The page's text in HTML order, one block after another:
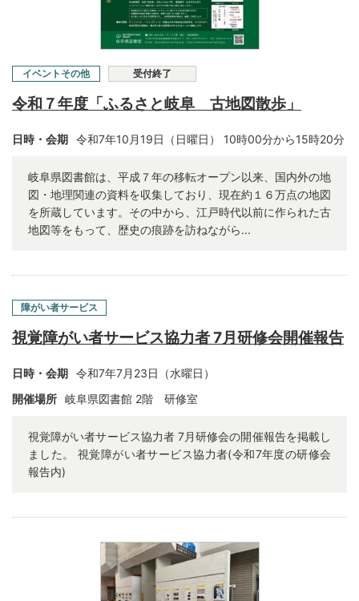
イベントその他 受付終了
令和７年度「ふるさと岐阜 古地図散歩」
日時・会期 令和7年10月19日（日曜日） 10時00分から15時20分
岐阜県図書館は、平成７年の移転オープン以来、国内外の地
図・地理関連の資料を収集しており、現在約１６万点の地図
を所蔵しています。その中から、江戸時代以前に作られた古
地図等をもって、歴史の痕跡を訪ねながら...
障がい者サービス
視覚障がい者サービス協力者 7月研修会開催報告
日時・会期 令和7年7月23日（水曜日）
開催場所 岐阜県図書館 2階 研修室
視覚障がい者サービス協力者 7月研修会の開催報告を掲載し
ました。 視覚障がい者サービス協力者(令和7年度の研修会
報告内)